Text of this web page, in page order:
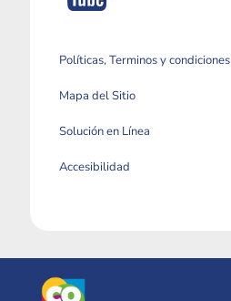
Políticas, Terminos y condiciones
Mapa del Sitio
Solución en Línea
Accesibilidad